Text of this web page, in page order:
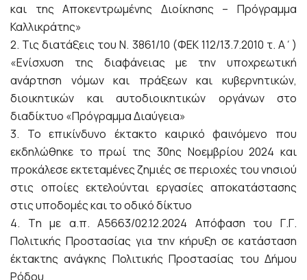
και της Αποκεντρωμένης Διοίκησης – Πρόγραμμα
Καλλικράτης»
2. Τις διατάξεις του Ν. 3861/10 (ΦΕΚ 112/13.7.2010 τ. Α΄)
«Ενίσχυση της διαφάνειας με την υποχρεωτική
ανάρτηση νόμων και πράξεων και κυβερνητικών,
διοικητικών και αυτοδιοικητικών οργάνων στο
διαδίκτυο «Πρόγραμμα Διαύγεια»
3. Το επικίνδυνο έκτακτο καιρικό φαινόμενο που
εκδηλώθηκε το πρωί της 30ης Νοεμβρίου 2024 και
προκάλεσε εκτεταμένες ζημιές σε περιοχές του νησιού
στις οποίες εκτελούνται εργασίες αποκατάστασης
στις υποδομές και το οδικό δίκτυο
4. Tη με α.π. Α5663/02.12.2024 Απόφαση του Γ.Γ.
Πολιτικής Προστασίας για την κήρυξη σε κατάσταση
έκτακτης ανάγκης Πολιτικής Προστασίας του Δήμου
Ρόδου